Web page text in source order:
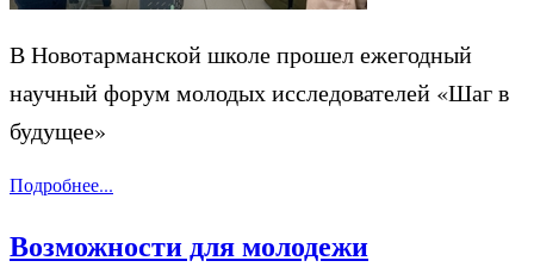
В Новотарманской школе прошел ежегодный
научный форум молодых исследователей «Шаг в
будущее»
Подробнее...
Возможности для молодежи